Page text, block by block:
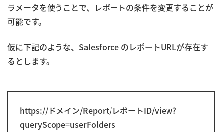
ラメータを使うことで、レポートの条件を変更することが
可能です。
仮に下記のような、Salesforce のレポートURLが存在す
るとします。
https://ドメイン/Report/レポートID/view?
queryScope=userFolders